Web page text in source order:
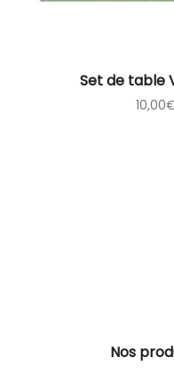
Set de table
10,00
Nos